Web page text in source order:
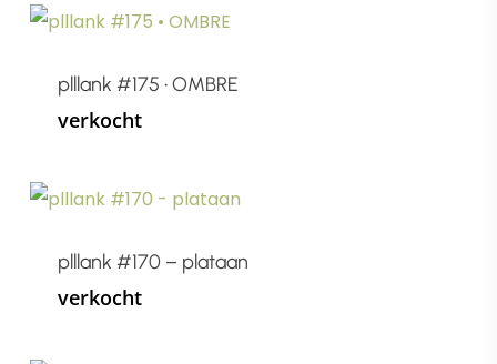
plllank #175 • OMBRE
verkocht
plllank #170 – plataan
verkocht